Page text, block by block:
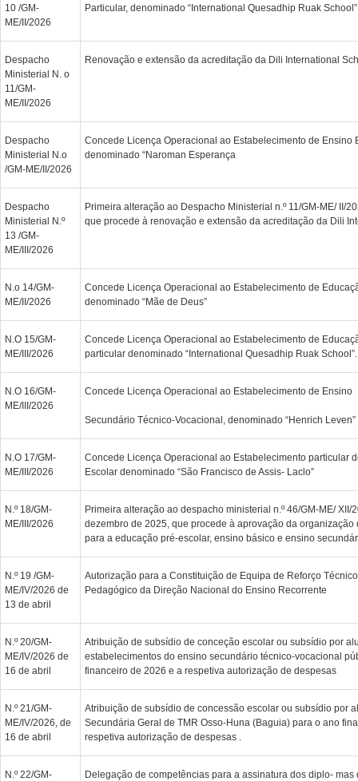
10 /GM-
ME/II/2026
Particular, denominado “International Quesadhip Ruak
Despacho
Ministerial N. o
11/GM-
ME/II/2026
Renovação e extensão da acreditação da Dili International
Despacho
Ministerial N.o
/GM-ME/II/2026
Concede Licença Operacional ao Estabelecimento de Ensino
denominado “Naroman Esperança
Despacho
Ministerial N.º
13 /GM-
ME/III/2026
Primeira alteração ao Despacho Ministerial n.º 11/GM-ME/ II/
que procede à renovação e extensão da acreditação da Dili
N.o 14/GM-
ME/II/2026
Concede Licença Operacional ao Estabelecimento de
denominado “Mãe de Deus”
N.O 15/GM-
ME/III/2026
Concede Licença Operacional ao Estabelecimento de
particular denominado “International Quesadhip Ruak School”.
N.O 16/GM-
ME/III/2026
Concede Licença Operacional ao Estabelecimento de Ensino
Secundário Técnico-Vocacional, denominado “Henrich Leven”
N.O 17/GM-
ME/III/2026
Concede Licença Operacional ao Estabelecimento particular
Escolar denominado “São Francisco de Assis- Laclo”
N.º 18/GM-
ME/III/2026
Primeira alteração ao despacho ministerial n.º 46/GM-ME/ XII/
dezembro de 2025, que procede à aprovação da organização
para a educação pré-escolar, ensino básico e ensino
N.º 19 /GM-
ME/IV/2026 de
13 de abril
Autorização para a Constituição de Equipa de Reforço
Pedagógico da Direção Nacional do Ensino Recorrente
N.º 20/GM-
ME/IV/2026 de
16 de abril
Atribuição de subsídio de conceção escolar ou subsídio por
estabelecimentos do ensino secundário técnico-vocacional
financeiro de 2026 e a respetiva autorização de despesas
N.º 21/GM-
ME/IV/2026, de
16 de abril
Atribuição de subsídio de concessão escolar ou subsídio por
Secundária Geral de TMR Osso-Huna (Baguia) para o ano
respetiva autorização de despesas .
N.º 22/GM-
Delegação de competências para a assinatura dos diplo- mas